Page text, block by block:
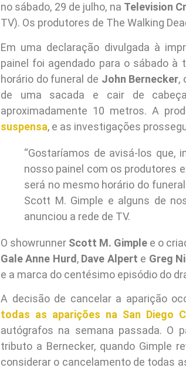
no sábado, 29 de julho, na Television
TV). Os produtores de The Walking
Em uma declaração divulgada à
painel foi agendado para o sábado
horário do funeral de John Bernecker,
de uma sacada e cair de
aproximadamente 10 metros. A
suspensa, e as investigações
“Gostaríamos de avisá-los que,
nosso painel com os produtores
será no mesmo horário do
Scott M. Gimple e alguns de
anunciou a rede de TV.
O showrunner Scott M. Gimple e o
Gale Anne Hurd, Dave Alpert e Greg
e a marca do centésimo episódio do
A decisão de cancelar a aparição
todas as aparições na San Diego
autógrafos na semana passada. O
tributo a Bernecker, quando Gimple
considerar o cancelamento de todas